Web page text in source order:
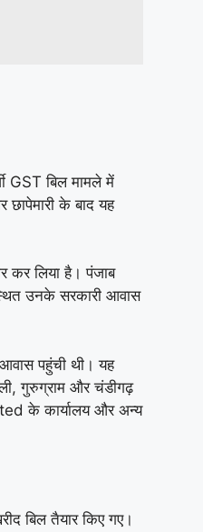
GST बिल मामले में
के बाद यह
कर लिया है। पंजाब
उनके सरकारी आवास
पहुंची थी। यह
गुरुग्राम और चंडीगढ़
के कार्यालय और अन्य
बिल तैयार किए गए।